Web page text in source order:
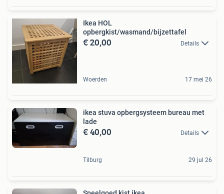
Ikea HOL
opbergkist/wasmand/bijzettafel
€ 20,00 Details
Woerden 17 mei 26
ikea stuva opbergsysteem bureau met
lade
€ 40,00 Details
Tilburg 29 jul 26